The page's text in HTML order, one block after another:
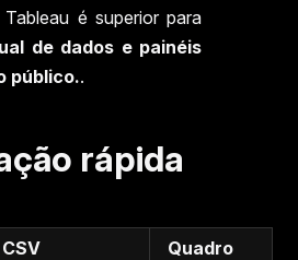
é superior para
de dados e painéis
público..
rápida
CSV
Quadro